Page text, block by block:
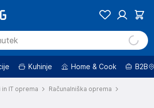
Kuhinje Home & Cook B2B
in IT oprema
Računalniška oprema